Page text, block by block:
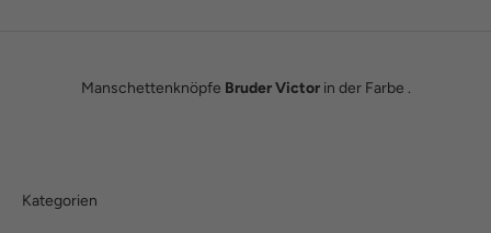
Manschettenknöpfe Bruder Victorin der Farbe .
Kategorien